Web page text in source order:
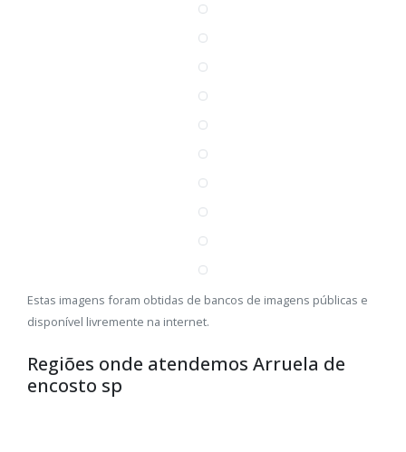
Estas imagens foram obtidas de bancos de imagens públicas e
disponível livremente na internet.
Regiões onde atendemos Arruela de
encosto sp